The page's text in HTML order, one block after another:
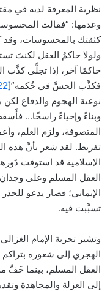
نظرية المعرفة لديه في
وعدمها: “فقالت
كثقتك بالمحسوسات، وقد
ولولا حاكمُ العقل لكنتَ
حاكمًا آخر، إذا تجلَّى كذَّب
فكذَّب الحسَّ في حُكمه”[22]
نوعية الهجوم والدفاع
وبناءً وإحياءً راسخًا…
المتصوفة، ولزم العلم،
تفريط. لقد شعر بأنَّ هذه
الإسلامية قد استوفت
العقل المسلم وعلى وجدان
الإيماني؛ فصار يدعو للحذر
تسبَّبت فيه.
وتشير تجربة الإمام
الهجري إلى شعوره
العقل المسلم، بينما خَفَّ
إلى العزلة والمجاهدة